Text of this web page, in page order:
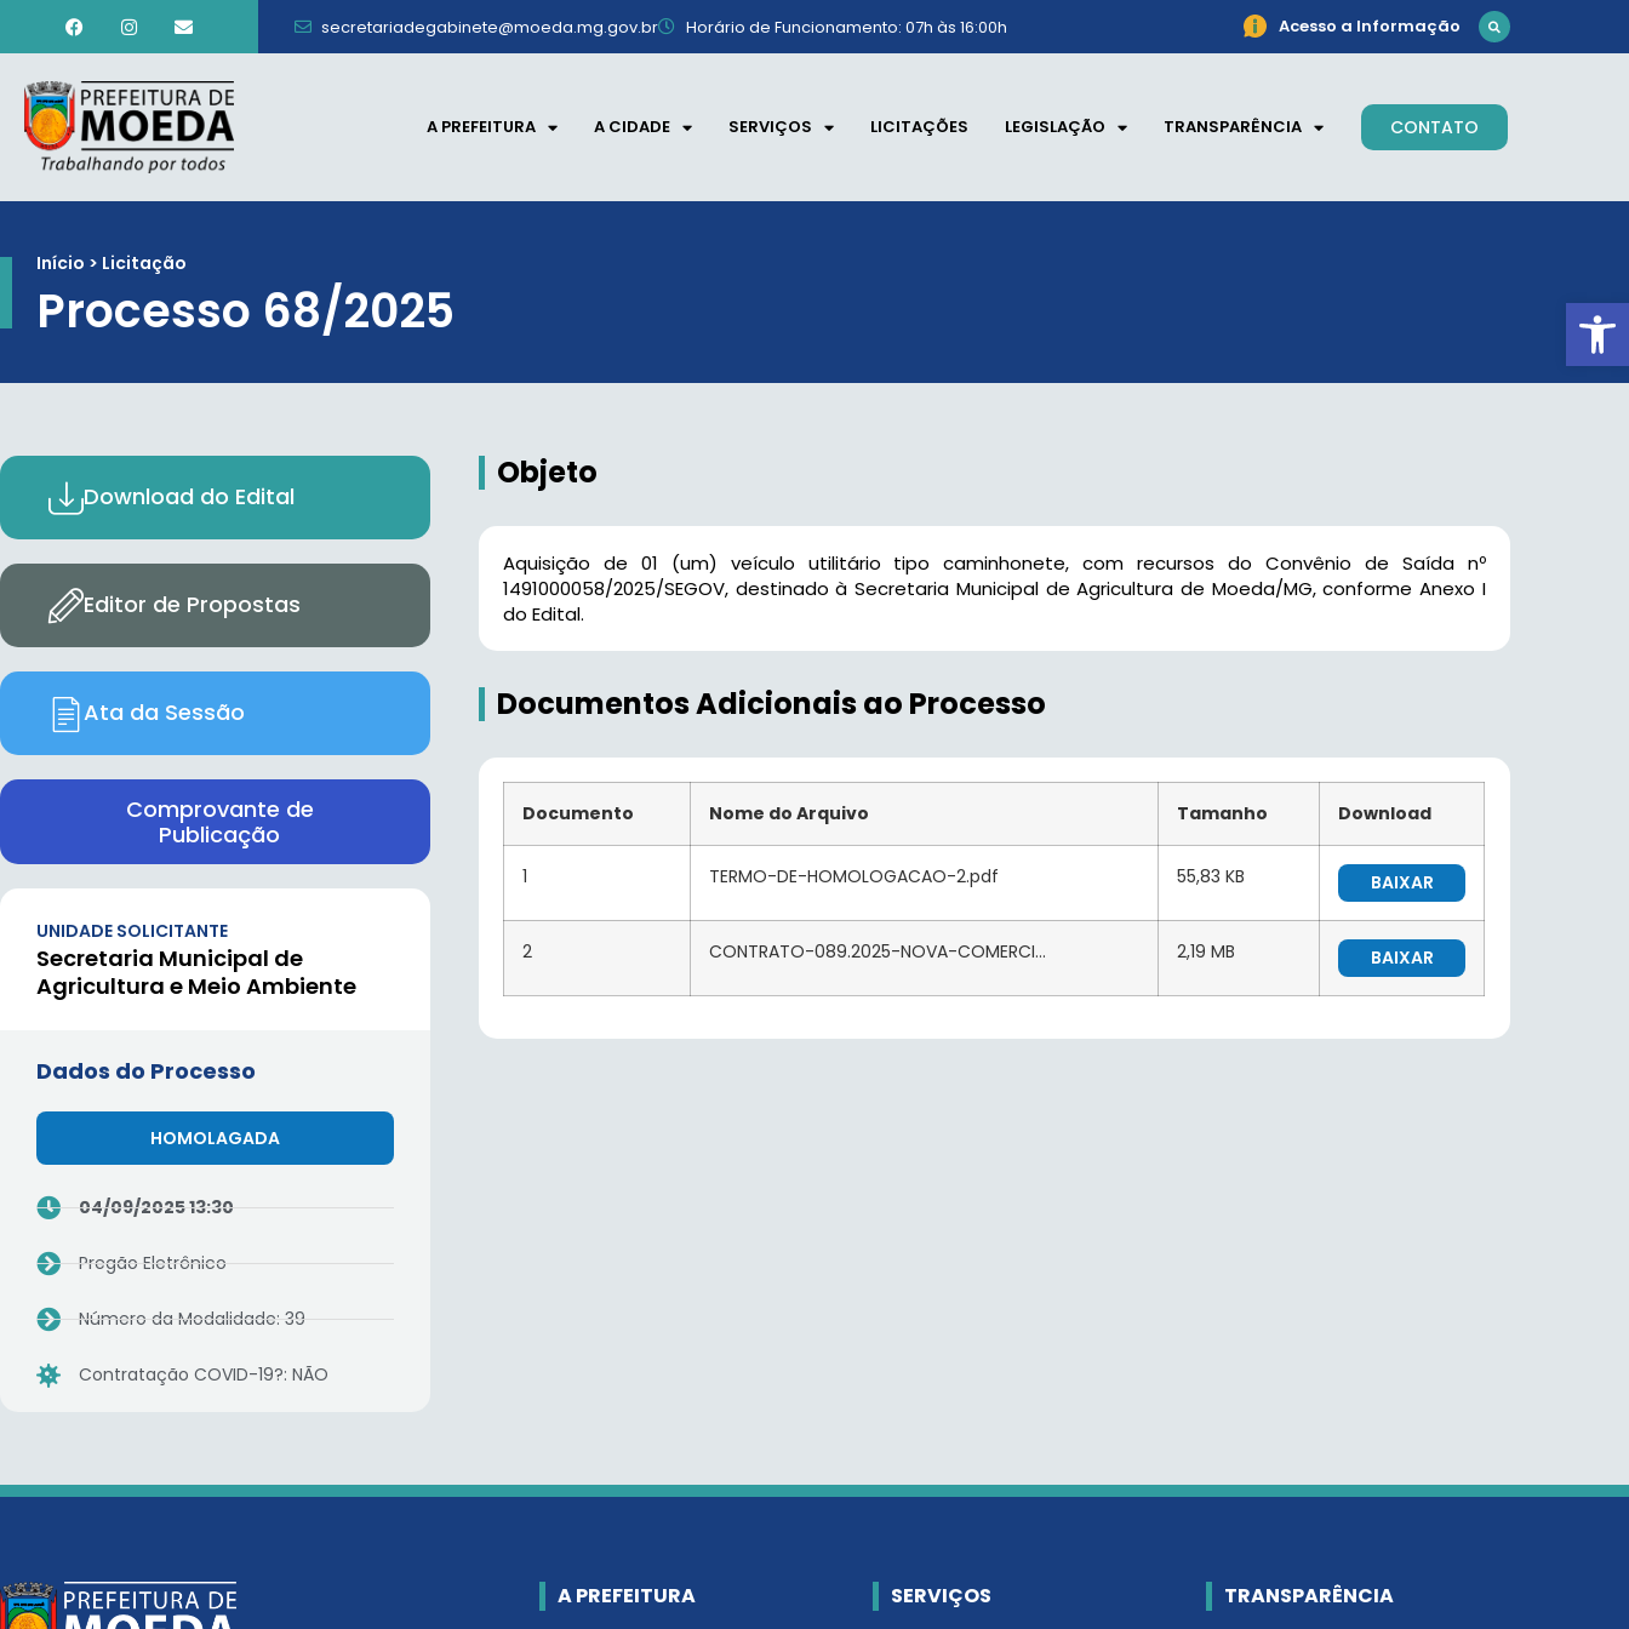
secretariadegabinete@moeda.mg.gov.br Horário de Funcionamento: 07h às 16:00h Acesso a Informação
A PREFEITURA A CIDADE SERVIÇOS LICITAÇÕES LEGISLAÇÃO TRANSPARÊNCIA CONTATO
Início > Licitação
Processo 68/2025
Download do Edital
Editor de Propostas
Ata da Sessão
Comprovante de
Publicação
UNIDADE SOLICITANTE
Secretaria Municipal de
Agricultura e Meio Ambiente
Dados do Processo
HOMOLAGADA
04/09/2025 13:30
Pregão Eletrônico
Número da Modalidade: 39
Contratação COVID-19?: NÃO
Objeto
Aquisição de 01 (um) veículo utilitário tipo caminhonete, com recursos do Convênio de Saída nº
1491000058/2025/SEGOV, destinado à Secretaria Municipal de Agricultura de Moeda/MG, conforme Anexo I
do Edital.
Documentos Adicionais ao Processo
Documento Nome do Arquivo Tamanho Download
1 TERMO-DE-HOMOLOGACAO-2.pdf 55,83 KB BAIXAR
2 CONTRATO-089.2025-NOVA-COMERCI... 2,19 MB BAIXAR
A PREFEITURA SERVIÇOS TRANSPARÊNCIA